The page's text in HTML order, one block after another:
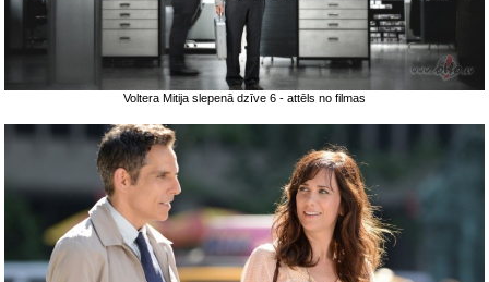
Voltera Mitija slepenā dzīve 6 - attēls no filmas